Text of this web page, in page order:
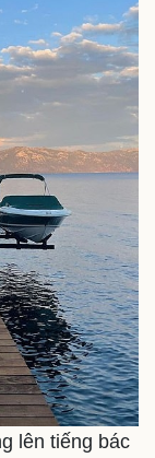
lên tiếng bác